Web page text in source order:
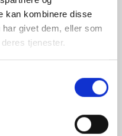
kan kombinere disse
givet dem, eller som
tjenester.
revisorens
omstilling
men få
nye krav og store